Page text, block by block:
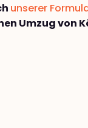
unserer
Umzug von